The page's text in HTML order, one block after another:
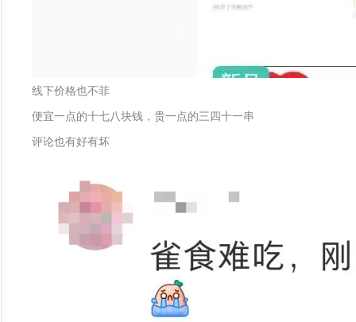
线下价格也不菲
便宜一点的十七八块钱，贵一点的三四十一串
评论也有好有坏